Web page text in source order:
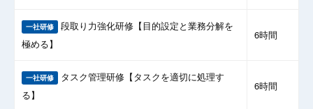
一社研修 段取り力強化研修【目的設定と業務分解を
極める】
6時間
一社研修 タスク管理研修【タスクを適切に処理す
る】
6時間